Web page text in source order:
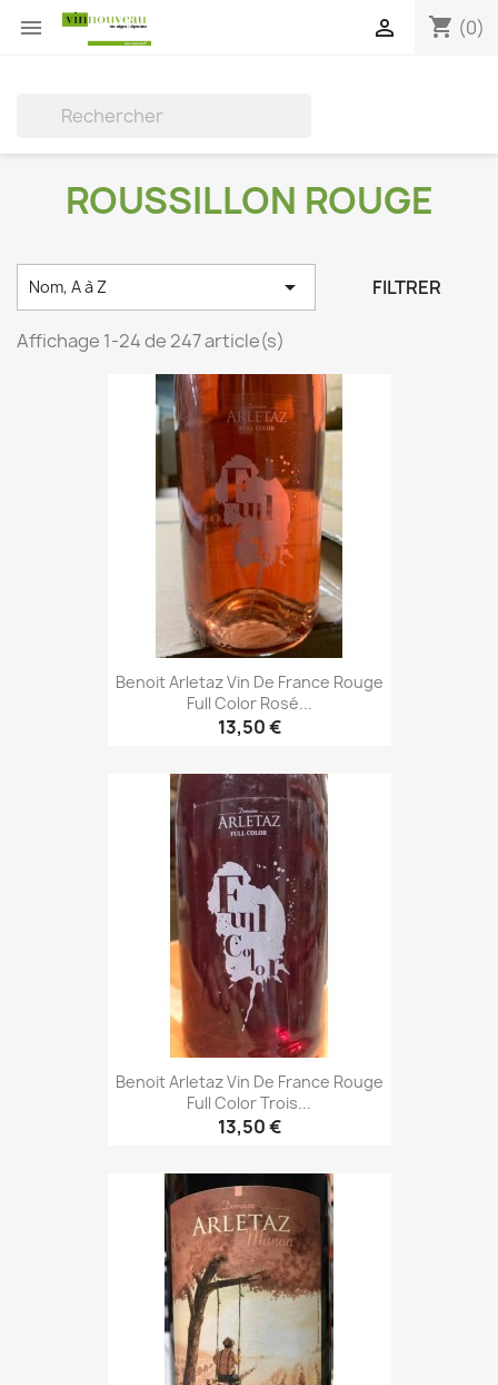
 shopping_cart (0)


ROUSSILLON ROUGE
Nom, A à Z  FILTRER
Affichage 1-24 de 247 article(s)
Benoit Arletaz Vin De France Rouge
Full Color Rosé...
13,50 €
Benoit Arletaz Vin De France Rouge
Full Color Trois...
13,50 €